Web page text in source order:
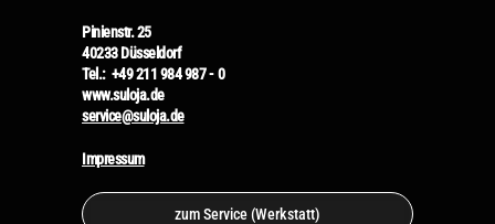
Pinienstr. 25
40233 Düsseldorf
Tel.: +49 211 984 987 - 0
www.suloja.de
service@suloja.de
Impressum
zum Service (Werkstatt)